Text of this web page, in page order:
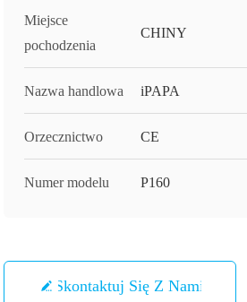
Miejsce
pochodzenia
CHINY
Nazwa handlowa iPAPA
Orzecznictwo CE
Numer modelu P160
Skontaktuj Się Z Nami